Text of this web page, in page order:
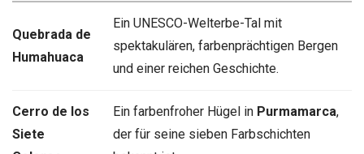
Quebrada de
Humahuaca
Ein UNESCO-Welterbe-Tal mit
spektakulären, farbenprächtigen Bergen
und einer reichen Geschichte.
Cerro de los
Siete
Ein farbenfroher Hügel in Purmamarca,
der für seine sieben Farbschichten